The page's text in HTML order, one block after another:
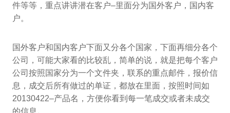
件等等，重点讲讲潜在客户–里面分为国外客户，国内客
户。
国外客户和国内客户下面又分各个国家，下面再细分各个
公司，可能大家看的比较乱，简单的说，就是把每个客户
公司按照国家分为一个文件夹，联系的重点邮件，报价信
息，成交后所有做过的单证，都放在里面，按照时间如
20130422–产品名，方便你看到每一笔成交或者未成交
的信息。